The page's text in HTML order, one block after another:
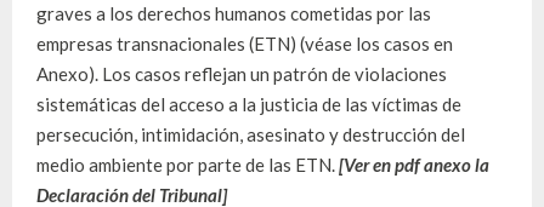
graves a los derechos humanos cometidas por las
empresas transnacionales (ETN) (véase los casos en
Anexo). Los casos reflejan un patrón de violaciones
sistemáticas del acceso a la justicia de las víctimas de
persecución, intimidación, asesinato y destrucción del
medio ambiente por parte de las ETN. [Ver en pdf anexo la
Declaración del Tribunal]